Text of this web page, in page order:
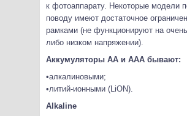
к фотоаппарату. Некоторые модели
поводу имеют достаточное
рамками (не функционируют на
либо низком напряжении).
Аккумуляторы АА и ААА бывают:
•алкалиновыми;
•литий-ионными (LiON).
Alkaline